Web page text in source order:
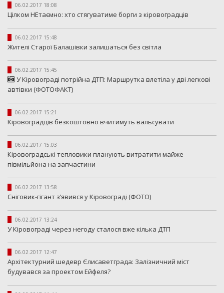
06.02.2017 18:08
Цілком НЕтаємно: хто стягуватиме борги з кіровоградців
06.02.2017 15:48
Жителі Старої Балашівки залишаться без світла
06.02.2017 15:45
У Кіровограді потрійна ДТП: Маршрутка влетіла у дві легкові
автівки (ФОТОФАКТ)
06.02.2017 15:21
Кіровоградців безкоштовно вчитимуть вальсувати
06.02.2017 15:03
Кіровоградські тепловики планують витратити майже
півмільйона на запчастини
06.02.2017 13:58
Сніговик-гігант з’явився у Кіровограді (ФОТО)
06.02.2017 13:24
У Кіровограді через негоду сталося вже кілька ДТП
06.02.2017 12:47
Архітектурний шедевр Єлисаветграда: Залізничний міст
будувався за проектом Ейфеля?